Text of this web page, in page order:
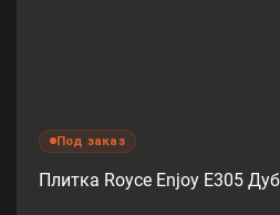
Под заказ
Плитка Royce Enjoy Е305